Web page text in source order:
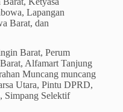
Lapangan
Barat, dan
Barat, Perum
Alfamart Tanjung
Muncang muncang
Utara, Pintu DPRD,
Selektif